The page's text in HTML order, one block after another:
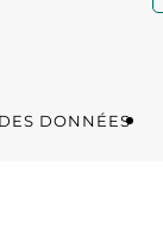
DONNÉES